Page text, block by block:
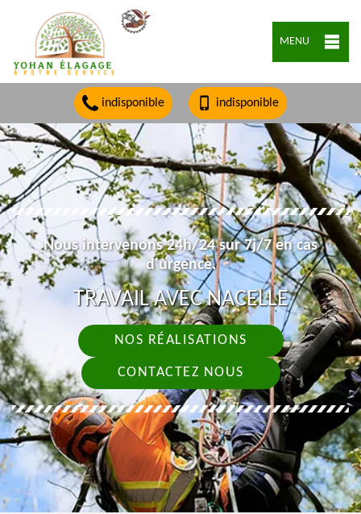
MENU
indisponible indisponible
Nous intervenons 24h/24 sur 7j/7 en cas
d'urgence.
TRAVAIL AVEC NACELLE
NOS RÉALISATIONS
CONTACTEZ NOUS